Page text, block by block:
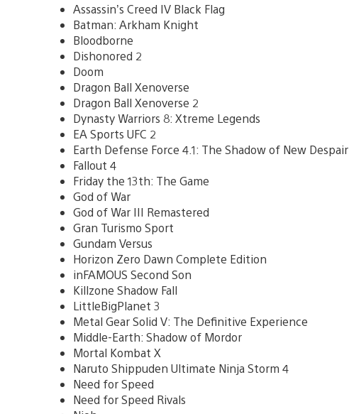
Assassin’s Creed IV Black Flag
Batman: Arkham Knight
Bloodborne
Dishonored 2
Doom
Dragon Ball Xenoverse
Dragon Ball Xenoverse 2
Dynasty Warriors 8: Xtreme Legends
EA Sports UFC 2
Earth Defense Force 4.1: The Shadow of New Despair
Fallout 4
Friday the 13th: The Game
God of War
God of War III Remastered
Gran Turismo Sport
Gundam Versus
Horizon Zero Dawn Complete Edition
inFAMOUS Second Son
Killzone Shadow Fall
LittleBigPlanet 3
Metal Gear Solid V: The Definitive Experience
Middle-Earth: Shadow of Mordor
Mortal Kombat X
Naruto Shippuden Ultimate Ninja Storm 4
Need for Speed
Need for Speed Rivals